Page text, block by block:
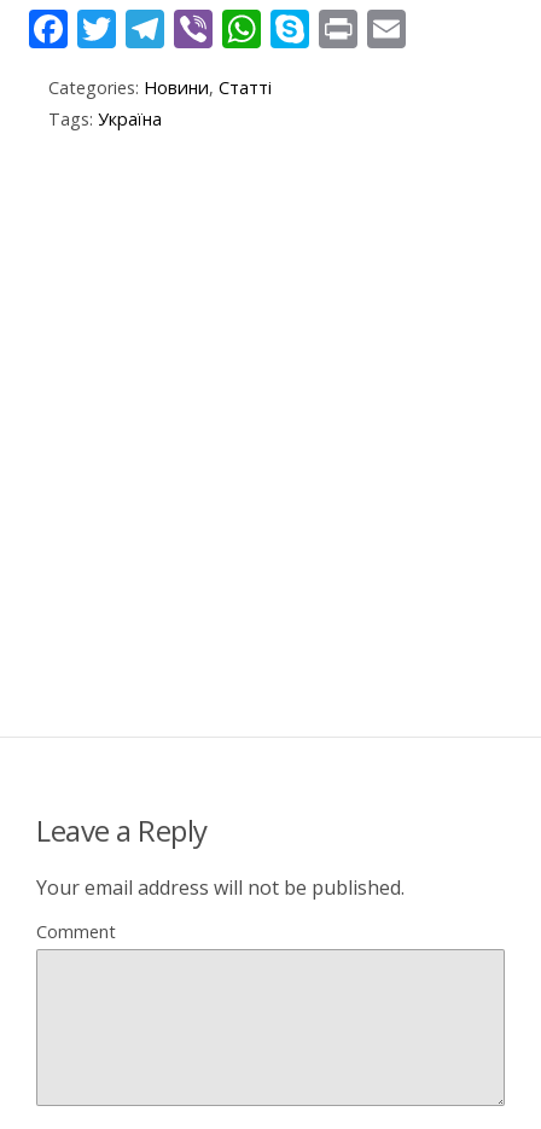
F
e
b
T
itt
er
T
e
Vi
er
W
at
S Pr
Categories: Новини, Статті
Tags: Україна
Leave a Reply
Your email address will not be published.
Comment